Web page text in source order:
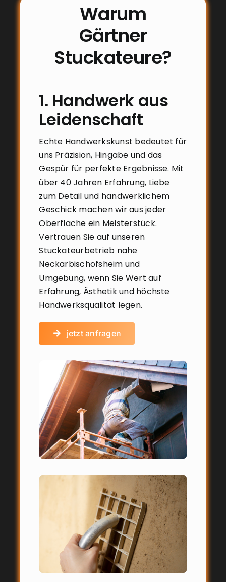
Warum
Gärtner
Stuckateure?
1. Handwerk aus
Leidenschaft
Echte Handwerkskunst bedeutet für
uns Präzision, Hingabe und das
Gespür für perfekte Ergebnisse. Mit
über 40 Jahren Erfahrung, Liebe
zum Detail und handwerklichem
Geschick machen wir aus jeder
Oberfläche ein Meisterstück.
Vertrauen Sie auf unseren
Stuckateurbetrieb nahe
Neckarbischofsheim und
Umgebung, wenn Sie Wert auf
Erfahrung, Ästhetik und höchste
Handwerksqualität legen.
jetzt anfragen